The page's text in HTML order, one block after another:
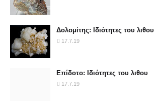
Δολομίτης: Ιδιότητες του λιθου
17.7.19
Επίδοτο: Ιδιότητες του λιθου
17.7.19